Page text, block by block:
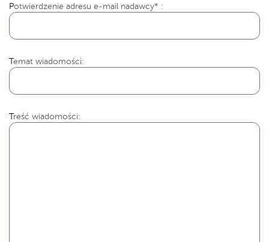
Potwierdzenie adresu e-mail nadawcy* :
Temat wiadomości:
Treść wiadomości: